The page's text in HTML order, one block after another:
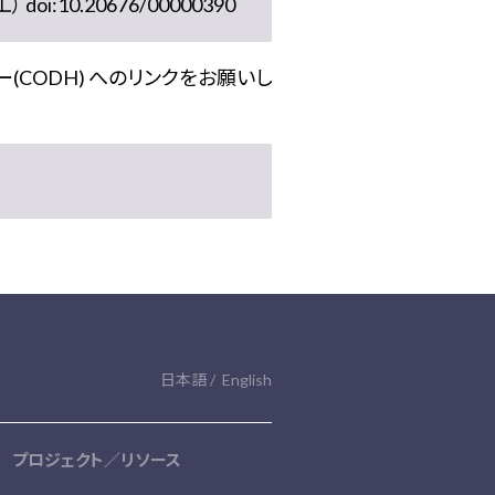
） doi:10.20676/00000390
(CODH) へのリンクをお願いし
日本語 English
プロジェクト／リソース